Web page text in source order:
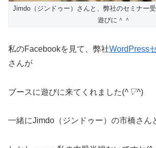
Jimdo（ジンドゥー）さんと、弊社のセミナー
遊びに＾＾
私のFacebookを見て、弊社WordPress
さんが
ブースに遊びに来てくれました(^▽^)
一緒にJimdo（ジンドゥー）の市橋さん